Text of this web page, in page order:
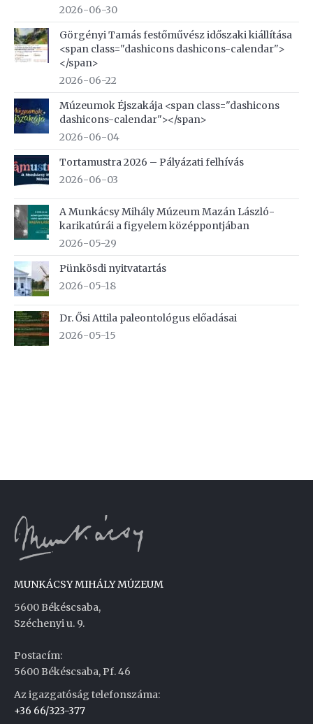
2026-06-30
Görgényi Tamás festőművész időszaki kiállítása
<span class="dashicons dashicons-calendar">
</span>
2026-06-22
Múzeumok Éjszakája <span class="dashicons
dashicons-calendar"></span>
2026-06-04
Tortamustra 2026 – Pályázati felhívás
2026-06-03
A Munkácsy Mihály Múzeum Mazán László-
karikatúrái a figyelem középpontjában
2026-05-29
Pünkösdi nyitvatartás
2026-05-18
Dr. Ősi Attila paleontológus előadásai
2026-05-15
MUNKÁCSY MIHÁLY MÚZEUM
5600 Békéscsaba,
Széchenyi u. 9.
Postacím:
5600 Békéscsaba, Pf. 46
Az igazgatóság telefonszáma:
+36 66/323-377